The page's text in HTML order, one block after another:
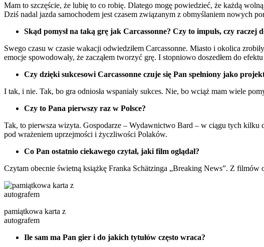
Mam to szczęście, że lubię to co robię. Dlatego mogę powiedzieć, że każdą
Dziś nadal jazda samochodem jest czasem związanym z obmyślaniem nowych
Skąd pomysł na taką grę jak Carcassonne? Czy to impuls, czy raczej
Swego czasu w czasie wakacji odwiedziłem Carcassonne. Miasto i okolica
emocje spowodowały, że zacząłem tworzyć grę. I stopniowo doszedłem do
Czy dzięki sukcesowi Carcassonne czuje się Pan spełniony jako
I tak, i nie. Tak, bo gra odniosła wspaniały sukces. Nie, bo wciąż mam wiele
Czy to Pana pierwszy raz w Polsce?
Tak, to pierwsza wizyta. Gospodarze – Wydawnictwo Bard – w ciągu tych kilku
pod wrażeniem uprzejmości i życzliwości Polaków.
Co Pan ostatnio ciekawego czytał, jaki film oglądał?
Czytam obecnie świetną książkę Franka Schätzinga „Breaking News”. Z filmów
pamiątkowa karta z
autografem
Ile sam ma Pan gier i do jakich tytułów często wraca?